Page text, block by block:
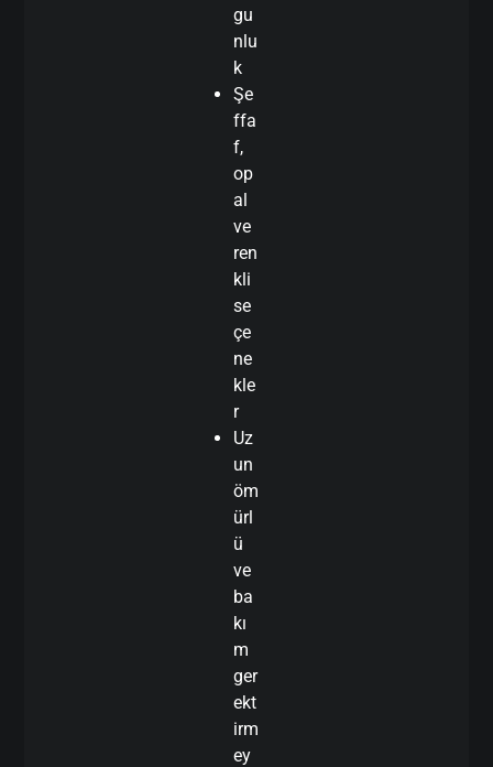
gu
nlu
k
Şe
ffa
f,
op
al
ve
ren
kli
se
çe
ne
kle
r
Uz
un
öm
ürl
ü
ve
ba
kı
m
ger
ekt
irm
ey